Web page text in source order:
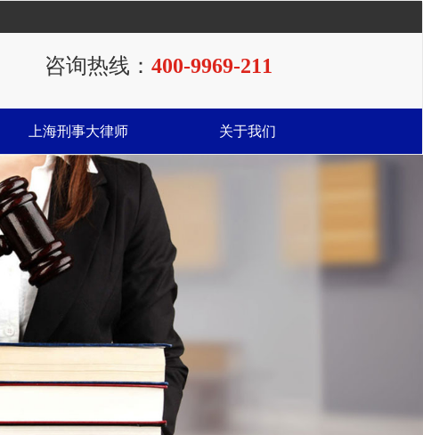
咨询热线： 400-9969-211
上海刑事大律师 关于我们